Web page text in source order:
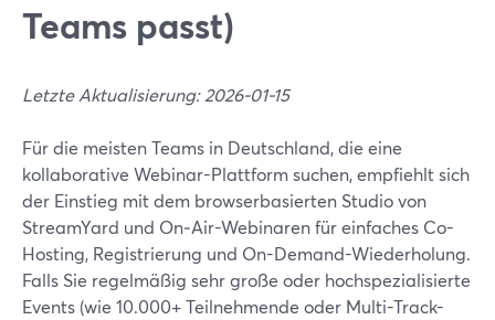
Teams passt)
Letzte Aktualisierung: 2026-01-15
Für die meisten Teams in Deutschland, die eine
kollaborative Webinar-Plattform suchen, empfiehlt sich
der Einstieg mit dem browserbasierten Studio von
StreamYard und On‑Air-Webinaren für einfaches Co-
Hosting, Registrierung und On-Demand-Wiederholung.
Falls Sie regelmäßig sehr große oder hochspezialisierte
Events (wie 10.000+ Teilnehmende oder Multi-Track-